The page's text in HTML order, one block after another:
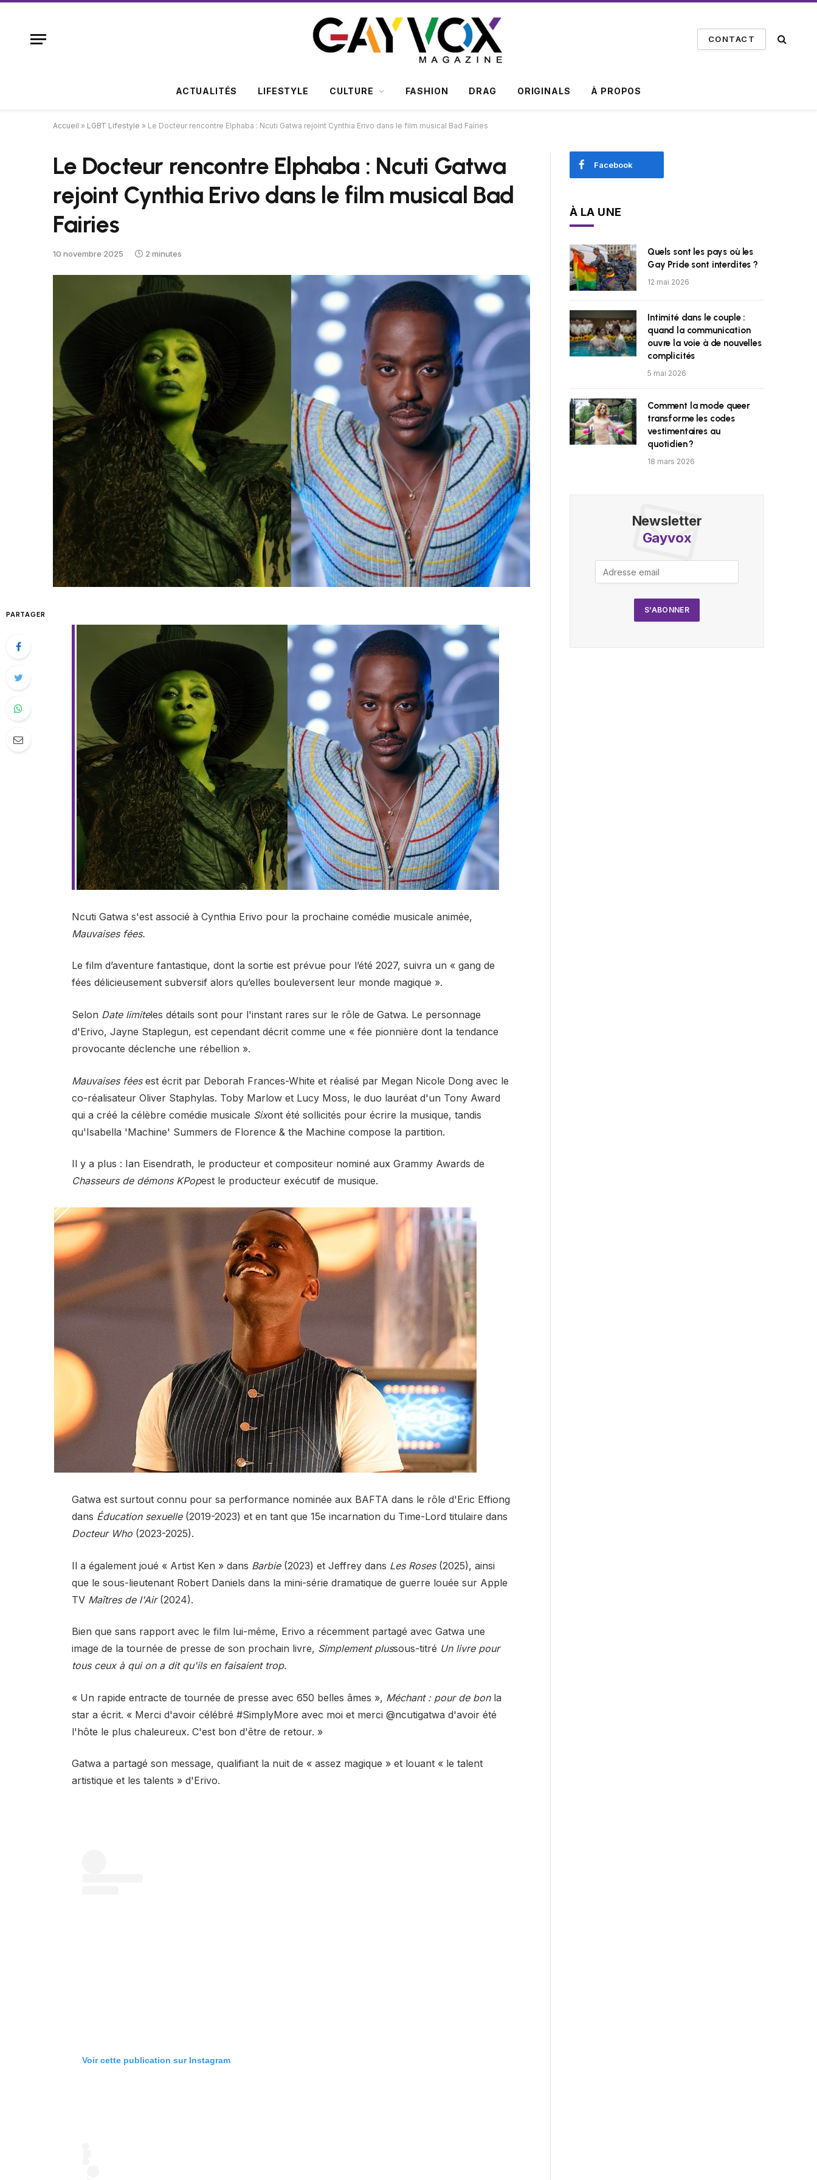
CONTACT
ACTUALITÉS LIFESTYLE CULTURE FASHION DRAG ORIGINALS À PROPOS
Accueil » LGBT Lifestyle » Le Docteur rencontre Elphaba : Ncuti Gatwa rejoint Cynthia Erivo dans le film musical Bad Fairies
Le Docteur rencontre Elphaba : Ncuti Gatwa
rejoint Cynthia Erivo dans le film musical Bad
Fairies
10 novembre 2025 2 minutes
PARTAGER
Ncuti Gatwa s'est associé à Cynthia Erivo pour la prochaine comédie musicale animée,
Mauvaises fées.
Le film d’aventure fantastique, dont la sortie est prévue pour l’été 2027, suivra un « gang de
fées délicieusement subversif alors qu’elles bouleversent leur monde magique ».
Selon Date limiteles détails sont pour l'instant rares sur le rôle de Gatwa. Le personnage
d'Erivo, Jayne Staplegun, est cependant décrit comme une « fée pionnière dont la tendance
provocante déclenche une rébellion ».
Mauvaises féesest écrit par Deborah Frances-White et réalisé par Megan Nicole Dong avec le
co-réalisateur Oliver Staphylas. Toby Marlow et Lucy Moss, le duo lauréat d'un Tony Award
qui a créé la célèbre comédie musicale Sixont été sollicités pour écrire la musique, tandis
qu'Isabella 'Machine' Summers de Florence & the Machine compose la partition.
Il y a plus : Ian Eisendrath, le producteur et compositeur nominé aux Grammy Awards de
Chasseurs de démons KPopest le producteur exécutif de musique.
Gatwa est surtout connu pour sa performance nominée aux BAFTA dans le rôle d'Eric Effiong
dans Éducation sexuelle(2019-2023) et en tant que 15e incarnation du Time-Lord titulaire dans
Docteur Who(2023-2025).
Il a également joué « Artist Ken » dans Barbie(2023) et Jeffrey dans Les Roses(2025), ainsi
que le sous-lieutenant Robert Daniels dans la mini-série dramatique de guerre louée sur Apple
TV Maîtres de l'Air(2024).
Bien que sans rapport avec le film lui-même, Erivo a récemment partagé avec Gatwa une
image de la tournée de presse de son prochain livre, Simplement plussous-titré Un livre pour
tous ceux à qui on a dit qu'ils en faisaient trop.
« Un rapide entracte de tournée de presse avec 650 belles âmes », Méchant : pour de bonla
star a écrit. « Merci d'avoir célébré #SimplyMore avec moi et merci @ncutigatwa d'avoir été
l'hôte le plus chaleureux. C'est bon d'être de retour. »
Gatwa a partagé son message, qualifiant la nuit de « assez magique » et louant « le talent
artistique et les talents » d'Erivo.
Voir cette publication sur Instagram
Facebook
À LA UNE
Quels sont les pays où les
Gay Pride sont interdites ?
12 mai 2026
Intimité dans le couple :
quand la communication
ouvre la voie à de nouvelles
complicités
5 mai 2026
Comment la mode queer
transforme les codes
vestimentaires au
quotidien ?
18 mars 2026
Newsletter
Gayvox